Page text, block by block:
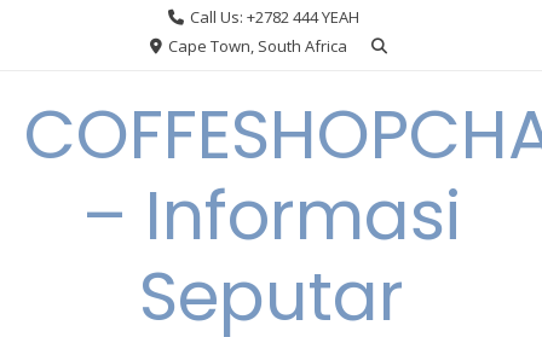
Call Us: +2782 444 YEAH
Cape Town, South Africa
– Informasi
Seputar